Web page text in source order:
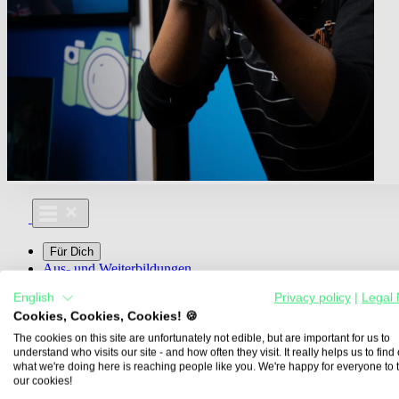
Für Dich
Aus- und Weiterbildungen
Media For You
Über Uns
Übersicht
English Privacy policy
Legal
Cookies, Cookies, Cookies! 🍪
The cookies on this site are unfortunately not edible, but are important for us to
understand who visits our site - and how often they visit. It really helps us to find
what we're doing here is reaching people like you. We're happy for everyone to
our cookies!